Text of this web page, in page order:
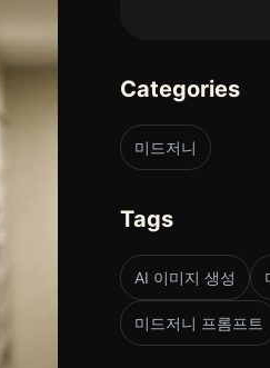
Categories
미드저니
Tags
AI 이미지 생성
미드저니 프롬프트